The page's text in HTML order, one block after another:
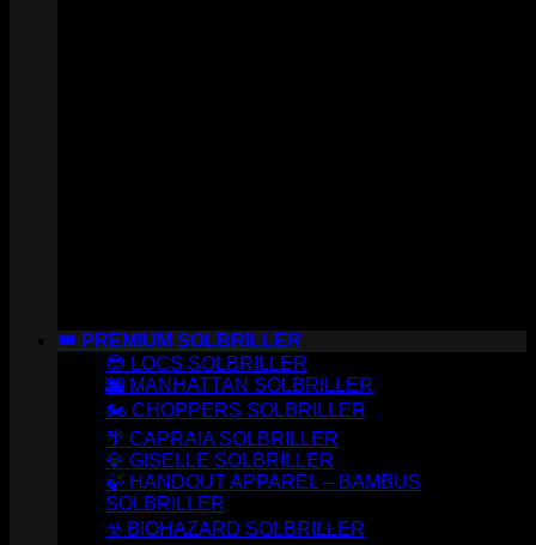
👑 PREMIUM SOLBRILLER
😎 LOCS SOLBRILLER
🌆 MANHATTAN SOLBRILLER
🏍️ CHOPPERS SOLBRILLER
🌴 CAPRAIA SOLBRILLER
💎 GISELLE SOLBRILLER
🍃 HANDOUT APPAREL – BAMBUS
SOLBRILLER
☣️ BIOHAZARD SOLBRILLER